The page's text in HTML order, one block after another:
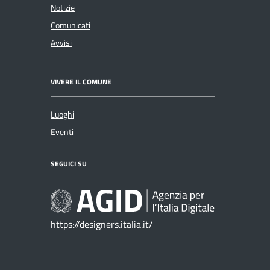
Notizie
Comunicati
Avvisi
VIVERE IL COMUNE
Luoghi
Eventi
SEGUICI SU
https://designers.italia.it/